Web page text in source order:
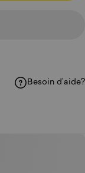
Besoin d’aide?